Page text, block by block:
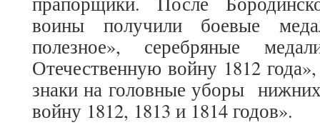
воины получили боевые
полезное», серебряные
Отечественную войну 1812
знаки на головные уборы
войну 1812, 1813 и 1814 годов».